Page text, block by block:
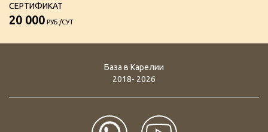
СЕРТИФИКАТ
20 000 РУБ./СУТ
База в Карелии
2018- 2026